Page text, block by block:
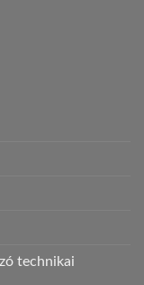
technikai